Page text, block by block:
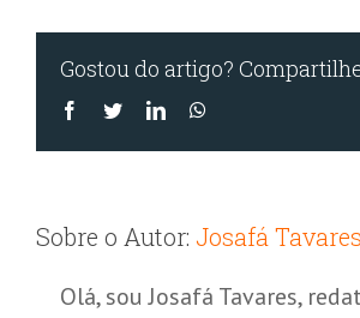
Gostou do artigo?
Facebook
TwitterLinkedIn
Sobre o Autor: Josafá Tavares
Olá, sou Josafá Tavares,